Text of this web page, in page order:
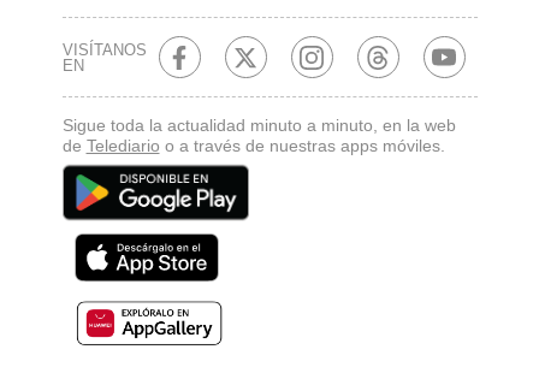
VISÍTANOS
EN
Sigue toda la actualidad minuto a minuto, en la web
de Telediario o a través de nuestras apps móviles.